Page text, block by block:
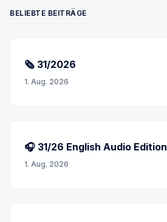
BELIEBTE BEITRÄGE
🗞 31/2026
1. Aug. 2026
🎧 31/26 English Audio Edition
1. Aug. 2026